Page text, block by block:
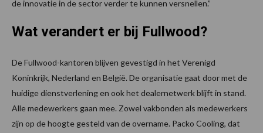
de innovatie in de sector verder te kunnen versnellen.”
Wat verandert er bij Fullwood?
De Fullwood-kantoren blijven gevestigd in het Verenigd
Koninkrijk, Nederland en België. De organisatie gaat door met de
huidige dienstverlening en ook het dealernetwerk blijft in stand.
Alle medewerkers gaan mee. Zowel vakbonden als medewerkers
zijn op de hoogte gesteld van de overname. Packo Cooling, dat